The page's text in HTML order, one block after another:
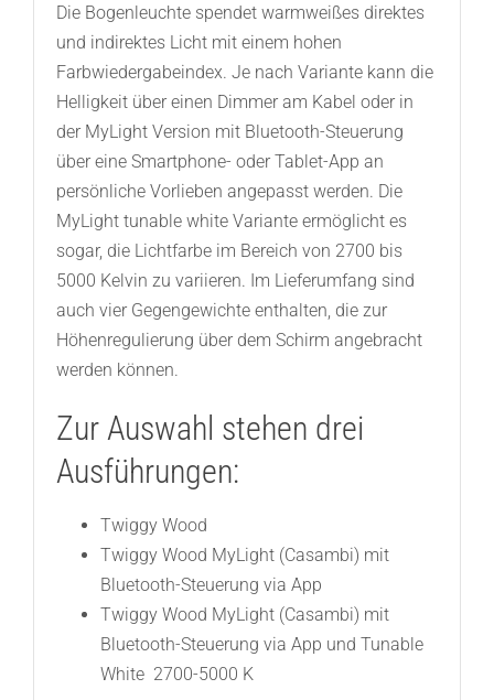
Die Bogenleuchte spendet warmweißes direktes
und indirektes Licht mit einem hohen
Farbwiedergabeindex. Je nach Variante kann die
Helligkeit über einen Dimmer am Kabel oder in
der MyLight Version mit Bluetooth-Steuerung
über eine Smartphone- oder Tablet-App an
persönliche Vorlieben angepasst werden. Die
MyLight tunable white Variante ermöglicht es
sogar, die Lichtfarbe im Bereich von 2700 bis
5000 Kelvin zu variieren. Im Lieferumfang sind
auch vier Gegengewichte enthalten, die zur
Höhenregulierung über dem Schirm angebracht
werden können.
Zur Auswahl stehen drei
Ausführungen:
Twiggy Wood
Twiggy Wood MyLight (Casambi) mit
Bluetooth-Steuerung via App
Twiggy Wood MyLight (Casambi) mit
Bluetooth-Steuerung via App und Tunable
White 2700-5000 K